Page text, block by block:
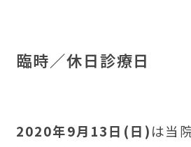
臨時／休日診療日
2020年9月13日(日)は当